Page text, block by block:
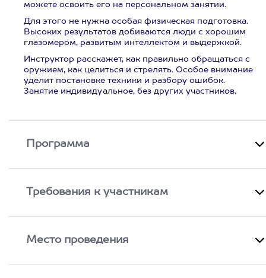
можете освоить его на персональном занятии.
Для этого не нужна особая физическая подготовка.
Высоких результатов добиваются люди с хорошим
глазомером, развитым интеллектом и выдержкой.
Инструктор расскажет, как правильно обращаться с
оружием, как целиться и стрелять. Особое внимание
уделит постановке техники и разбору ошибок.
Занятие индивидуальное, без других участников.
Программа
Требования к участникам
Место проведения